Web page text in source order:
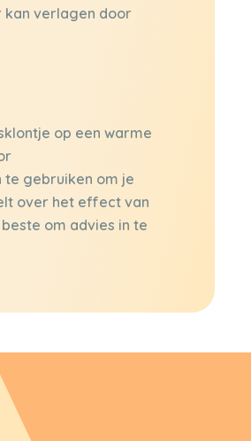
verlagen door
op een warme
gebruiken om je
over het effect van
om advies in te